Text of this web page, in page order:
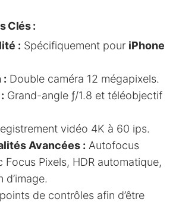
Clés :
: Spécifiquement pour iPhone
: Double caméra 12 mégapixels.
Grand-angle ƒ/1.8 et téléobjectif
vidéo 4K à 60 ips.
Avancées : Autofocus
Focus Pixels, HDR automatique,
d’image.
de contrôles afin d’être